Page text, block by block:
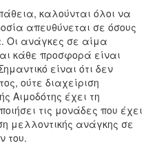
καλούνται όλοι να
απευθύνεται σε όσους
Οι ανάγκες σε αίμα
κάθε προσφορά είναι
είναι ότι δεν
ούτε διαχείριση
Αιμοδότης έχει τη
τις μονάδες που έχει
μελλοντικής ανάγκης σε
του.